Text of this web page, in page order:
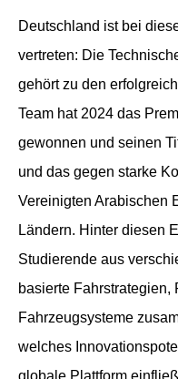
Deutschland ist bei
vertreten: Die
gehört zu den
Team hat 2024 das
gewonnen und seinen
und das gegen starke
Vereinigten Arabischen
Ländern. Hinter diesen
Studierende aus
basierte
Fahrzeugsysteme
welches
globale Plattform